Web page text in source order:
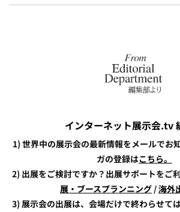
インターネット展示会.tv
1) 世界中の展示会の最新情報をメールでお
ガの登録はこちら。
2) 出展をご検討ですか？出展サポートをご
展・ブースプランニング /海外
3) 展示会の出展は、会場だけで終わらせて